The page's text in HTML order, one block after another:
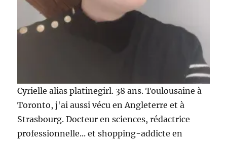
Cyrielle alias platinegirl. 38 ans. Toulousaine à
Toronto, j'ai aussi vécu en Angleterre et à
Strasbourg. Docteur en sciences, rédactrice
professionnelle... et shopping-addicte en